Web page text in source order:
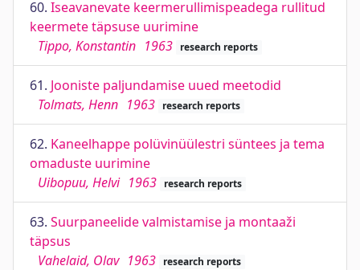
60. Iseavanevate keermerullimispeadega rullitud
keermete täpsuse uurimine
Tippo, Konstantin 1963 research reports
61. Jooniste paljundamise uued meetodid
Tolmats, Henn 1963 research reports
62. Kaneelhappe polüvinüülestri süntees ja tema
omaduste uurimine
Uibopuu, Helvi 1963 research reports
63. Suurpaneelide valmistamise ja montaaži
täpsus
Vahelaid, Olav 1963 research reports